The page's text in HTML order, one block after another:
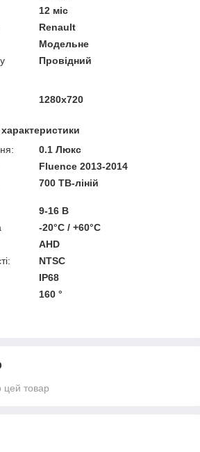
12 міс
Renault
Модельне
Провідний
1280x720
0.1 Люкс
Fluence 2013-2014
700 ТВ-ліній
9-16 В
-20°C / +60°C
AHD
NTSC
IP68
160 °
цей товар